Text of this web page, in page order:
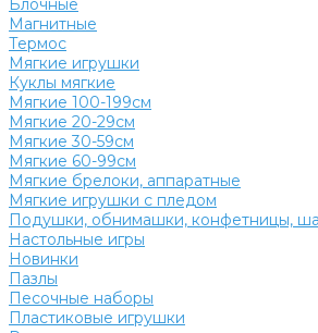
Блочные
Магнитные
Термос
Мягкие игрушки
Куклы мягкие
Мягкие 100-199см
Мягкие 20-29см
Мягкие 30-59см
Мягкие 60-99см
Мягкие брелоки, аппаратные
Мягкие игрушки с пледом
Подушки, обнимашки, конфетницы,
Настольные игры
Новинки
Пазлы
Песочные наборы
Пластиковые игрушки